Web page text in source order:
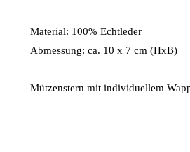
Material: 100% Echtleder
Abmessung: ca. 10 x 7 cm (HxB)
Mützenstern mit individuellem